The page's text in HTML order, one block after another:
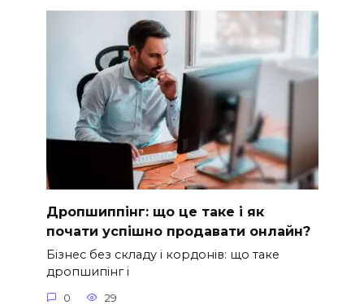
Дропшиппінг: що це таке і як
почати успішно продавати онлайн?
Бізнес без складу і кордонів: що таке
дропшипінг і
0 29